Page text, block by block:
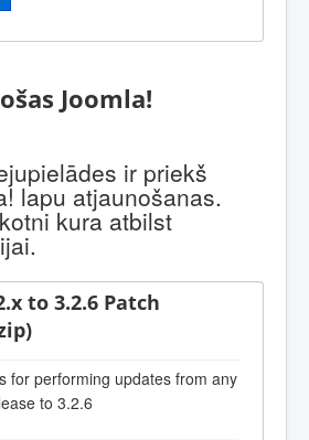
Joomla!
ir priekš
lapu atjaunošanas.
kura atbilst
to 3.2.6 Patch
for performing updates from any
to 3.2.6